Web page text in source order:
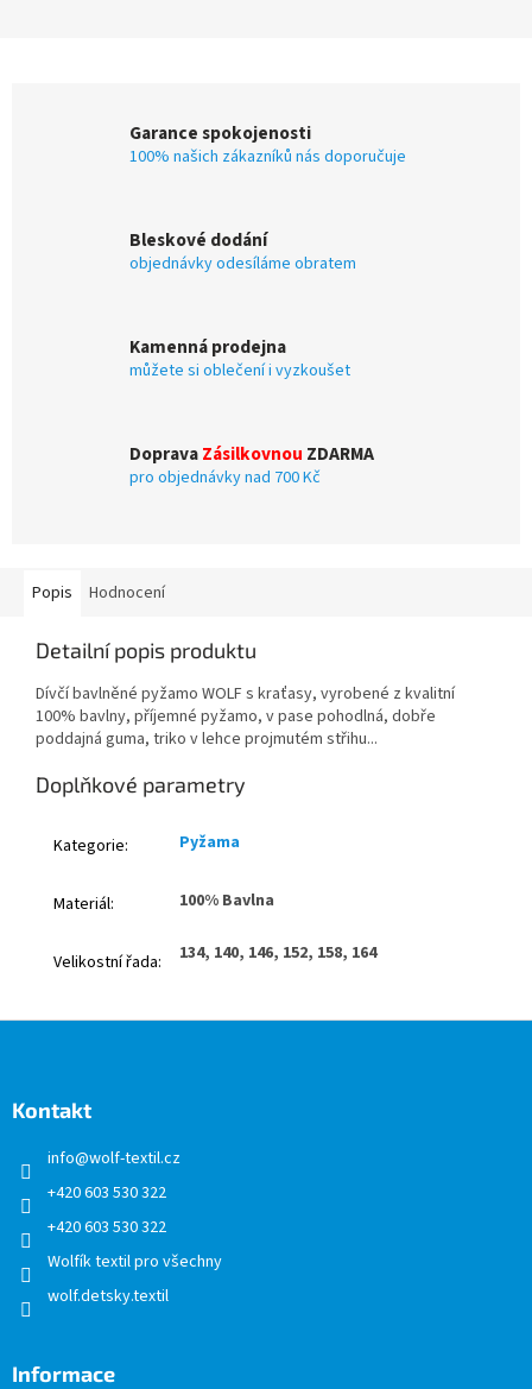
Garance spokojenosti
100% našich zákazníků nás doporučuje
Bleskové dodání
objednávky odesíláme obratem
Kamenná prodejna
můžete si oblečení i vyzkoušet
DopravaZásilkovnou ZDARMA
pro objednávky nad 700 Kč
Popis Hodnocení
Detailní popis produktu
Dívčí bavlněné pyžamo WOLF s kraťasy, vyrobené z kvalitní
100% bavlny, příjemné pyžamo, v pase pohodlná, dobře
poddajná guma, triko v lehce projmutém střihu...
Doplňkové parametry
Kategorie: Pyžama
Materiál: 100% Bavlna
Velikostní řada: 134, 140, 146, 152, 158, 164
Kontakt
info@wolf-textil.cz
+420 603 530 322
+420 603 530 322
Wolfík textil pro všechny
wolf.detsky.textil
Informace